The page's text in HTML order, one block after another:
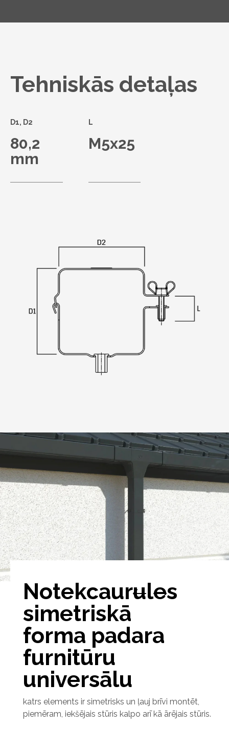
Tehniskās detaļas
D1, D2
80,2
mm
L
M5x25
Notekcaurules
simetriskā
forma padara
furnitūru
universālu
katrs elements ir simetrisks un ļauj brīvi montēt,
piemēram, iekšējais stūris kalpo arī kā ārējais stūris.